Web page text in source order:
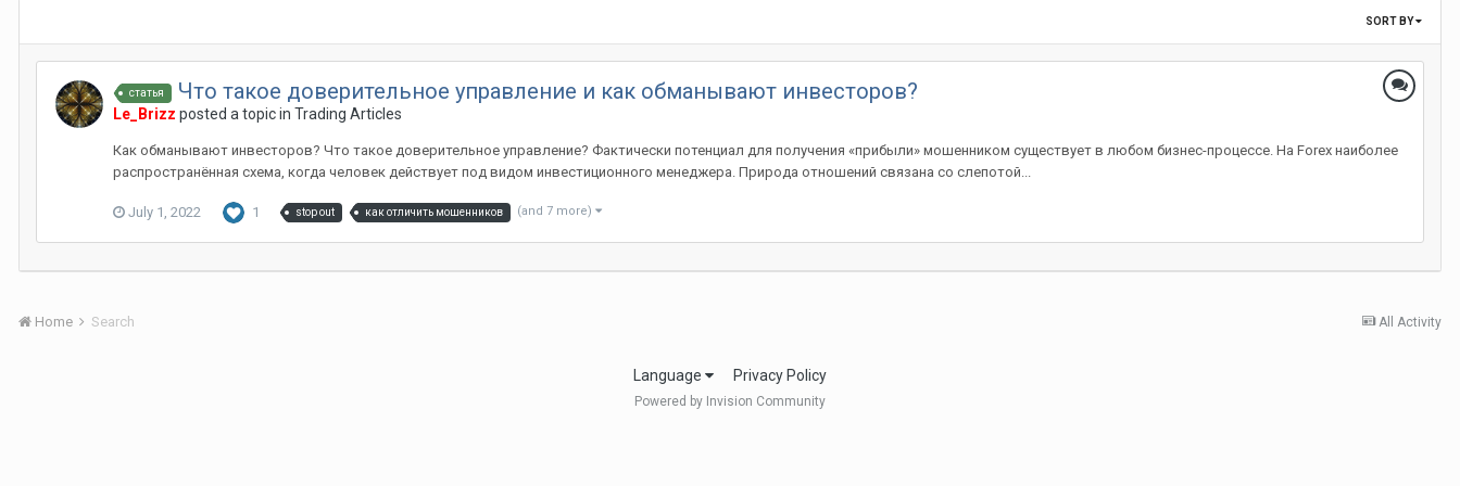
SORT BY
статья Что такое доверительное управление и как обманывают инвесторов?
Le_Brizz posted a topic in Trading Articles
Как обманывают инвесторов? Что такое доверительное управление? Фактически потенциал для получения «прибыли» мошенником существует в любом бизнес-процессе. На Forex наиболее
распространённая схема, когда человек действует под видом инвестиционного менеджера. Природа отношений связана со слепотой...
July 1, 2022 1 stop out как отличить мошенников (and 7 more)
All Activity
Home Search
Language Privacy Policy
Powered by Invision Community